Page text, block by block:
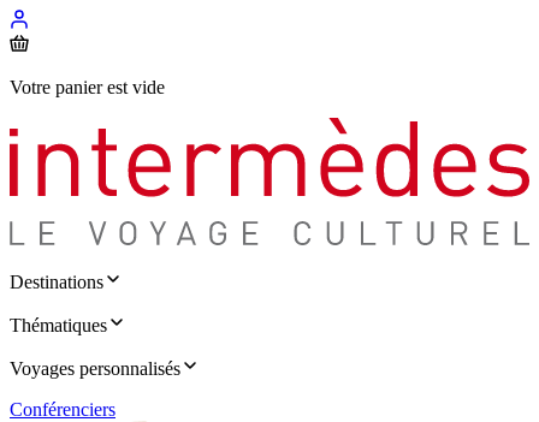
Votre panier est vide
Destinations
Thématiques
Voyages personnalisés
Conférenciers